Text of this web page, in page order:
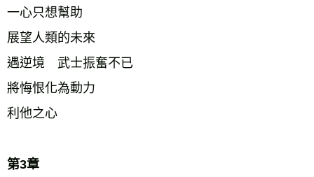
一心只想幫助
展望人類的未來
遇逆境　武士振奮不已
將悔恨化為動力
利他之心
第3章